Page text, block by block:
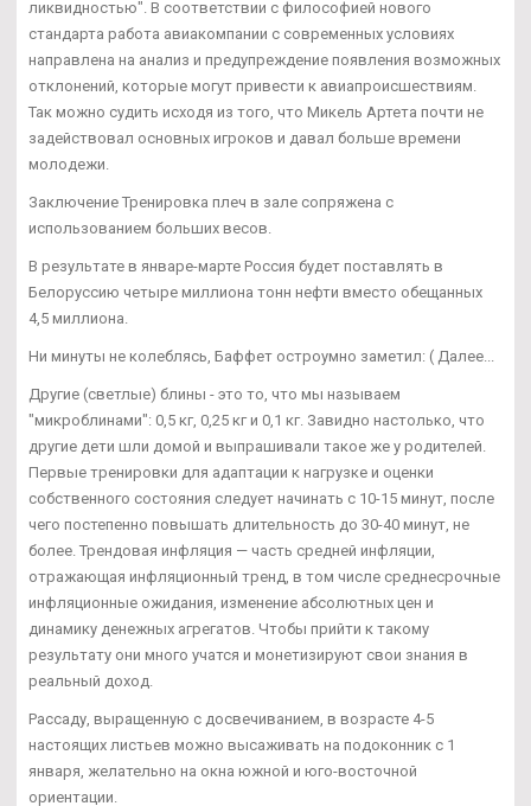
ликвидностью". В соответствии с философией нового
стандарта работа авиакомпании с современных условиях
направлена на анализ и предупреждение появления возможных
отклонений, которые могут привести к авиапроисшествиям.
Так можно судить исходя из того, что Микель Артета почти не
задействовал основных игроков и давал больше времени
молодежи.
Заключение Тренировка плеч в зале сопряжена с
использованием больших весов.
В результате в январе-марте Россия будет поставлять в
Белоруссию четыре миллиона тонн нефти вместо обещанных
4,5 миллиона.
Ни минуты не колеблясь, Баффет остроумно заметил: ( Далее...
Другие (светлые) блины - это то, что мы называем
"микроблинами": 0,5 кг, 0,25 кг и 0,1 кг. Завидно настолько, что
другие дети шли домой и выпрашивали такое же у родителей.
Первые тренировки для адаптации к нагрузке и оценки
собственного состояния следует начинать с 10-15 минут, после
чего постепенно повышать длительность до 30-40 минут, не
более. Трендовая инфляция — часть средней инфляции,
отражающая инфляционный тренд, в том числе среднесрочные
инфляционные ожидания, изменение абсолютных цен и
динамику денежных агрегатов. Чтобы прийти к такому
результату они много учатся и монетизируют свои знания в
реальный доход.
Рассаду, выращенную с досвечиванием, в возрасте 4-5
настоящих листьев можно высаживать на подоконник с 1
января, желательно на окна южной и юго-восточной
ориентации.